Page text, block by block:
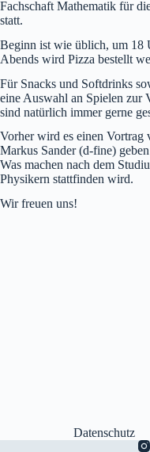
Fachschaft Mathematik für
statt.
Beginn ist wie üblich, um 18
Abends wird Pizza bestellt
Für Snacks und Softdrinks
eine Auswahl an Spielen zur
sind natürlich immer gerne
Vorher wird es einen
Markus Sander (d-fine)
Was machen nach dem
Physikern stattfinden wird.
Wir freuen uns!
Datenschutz